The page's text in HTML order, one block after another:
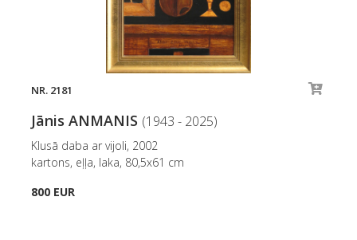
NR. 2181
Jānis ANMANIS (1943 - 2025)
Klusā daba ar vijoli, 2002
kartons, eļļa, laka, 80,5x61 cm
800 EUR